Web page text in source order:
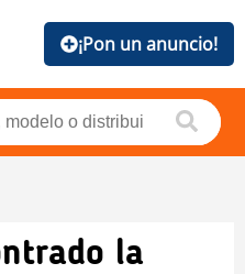
¡Pon un anuncio!
la